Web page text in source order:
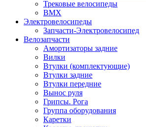
Трековые велосипеды
BMX
Электровелосипеды
Запчасти-Электровелосипед
Велозапчасти
Амортизаторы задние
Вилки
Втулки (комплектующие)
Втулки задние
Втулки передние
Вынос руля
Грипсы. Рога
Группа оборудования
Каретки